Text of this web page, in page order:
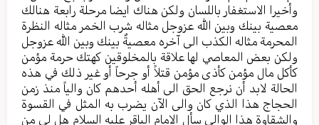
وأخیرا الاستغفار باللسان ولکن هناك ایضا مرحلة رابعة هنالك
معصیة بينك وبین الله عزوجل مثاله شرب الخمر مثاله النظرة
المحرمة مثاله الکذب الی آخره معصیةٌ بینك وبین الله عزوجل
ولکن بعض المعاصي لها علاقة بالمخلوقین کهتك حرمة مؤمن
كأكل مال مؤمن کأذی مؤمن قتلاً أو جرحاً أو غير ذلك في هذه
الحالة لابد أن نرجع الحق الی أهله أحدهم کان والیاً منذ زمن
الحجاج هذا الذي کان والی الآن یضرب به المثل في القسوة
والشقاوة هذا الوالي سأل الامام الباقر علیه السلام هل لي من